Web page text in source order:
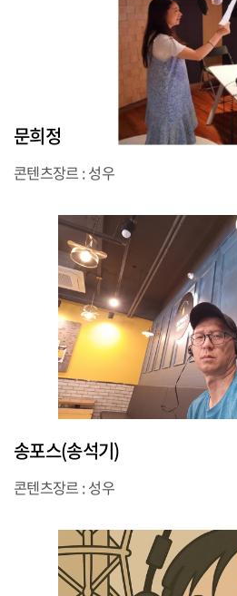
문희정
콘텐츠장르 : 성우
송포스(송석기)
콘텐츠장르 : 성우